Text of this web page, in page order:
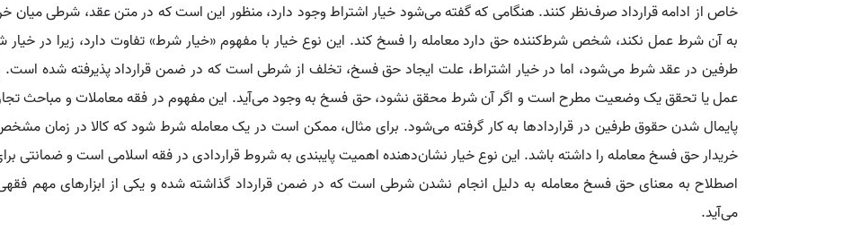
خاص از ادامه قرارداد صرف‌نظر کنند. هنگامی که گفته می‌شود خیار اشتراط وجود دارد، منظور این است که در متن عقد، شرطی میان
به آن شرط عمل نکند، شخص شرط‌کننده حق دارد معامله را فسخ کند. این نوع خیار با مفهوم «خیار شرط» تفاوت دارد، زیرا در
طرفین در عقد شرط می‌شود، اما در خیار اشتراط، علت ایجاد حق فسخ، تخلف از شرطی است که در ضمن قرارداد پذیرفته شده است.
عمل یا تحقق یک وضعیت مطرح است و اگر آن شرط محقق نشود، حق فسخ به وجود می‌آید. این مفهوم در فقه معاملات و مباحث تجارت
پایمال شدن حقوق طرفین در قراردادها به کار گرفته می‌شود. برای مثال، ممکن است در یک معامله شرط شود که کالا در زمان
خریدار حق فسخ معامله را داشته باشد. این نوع خیار نشان‌دهنده اهمیت پایبندی به شروط قراردادی در فقه اسلامی است و ضمانتی
اصطلاح به معنای حق فسخ معامله به دلیل انجام نشدن شرطی است که در ضمن قرارداد گذاشته شده و یکی از ابزارهای مهم
می‌آید.